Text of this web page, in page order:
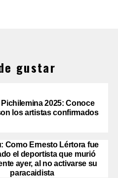
gustar
2025: Conoce
los artistas confirmados
Como Ernesto Lértora fue
el deportista que murió
ayer, al no activarse su
paracaidista